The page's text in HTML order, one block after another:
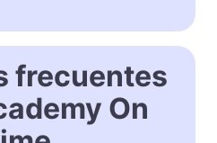
frecuentes
On